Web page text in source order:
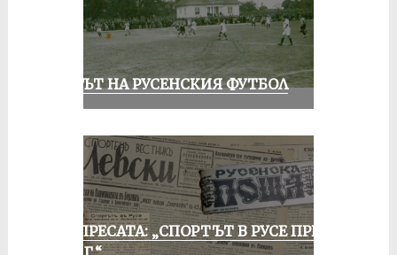
ВЕКЪТ НА РУСЕНСКИЯ ФУТБОЛ
ОТ ПРЕСАТА: „СПОРТЪТ В РУСЕ ПРЕЗ